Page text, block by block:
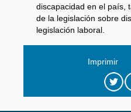
discapacidad en el país,
de la legislación sobre
legislación laboral.
Imprimir